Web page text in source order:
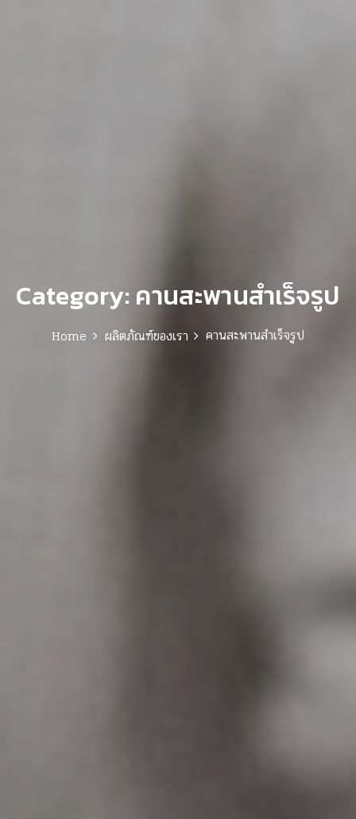
Category: คานสะพานสำเร็จรูป
Home ผลิตภัณฑ์ของเรา คานสะพานสำเร็จรูป